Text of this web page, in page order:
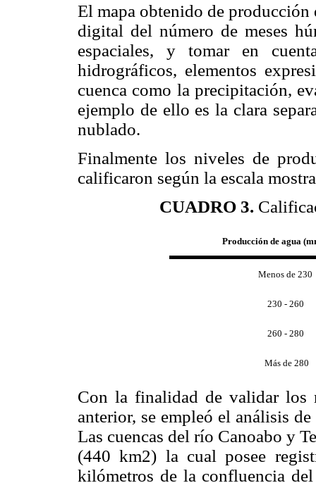
El mapa obtenido de producción
digital del número de meses
espaciales, y tomar en
hidrográficos, elementos
cuenca como la precipitación,
ejemplo de ello es la clara
nublado.
Finalmente los niveles de
calificaron según la escala
CUADRO 3.
Producción de agua
Menos de 230
230 - 260
260 - 280
Más de 280
Con la finalidad de validar los
anterior, se empleó el análisis
Las cuencas del río Canoabo y
(440 km2) la cual posee
kilómetros de la confluencia